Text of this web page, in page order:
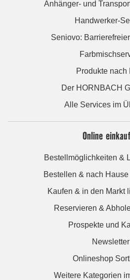
Anhänger- und
Handwerker-
Seniovo:
Produkte nach
Der HORNBACH
Alle Services im
Online
Bestellmöglichkeiten &
Bestellen & nach
Kaufen & in den Markt
Reservieren &
Prospekte und
Newsletter
Onlineshop
Weitere Kategorien